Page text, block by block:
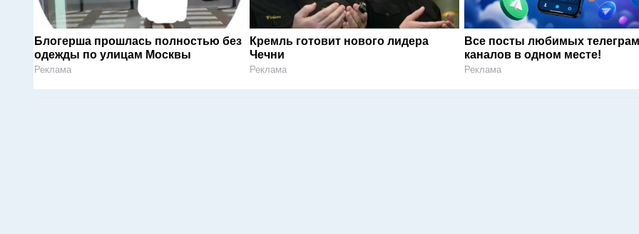
Блогерша прошлась полностью без
одежды по улицам Москвы
Реклама
Кремль готовит нового лидера
Чечни
Реклама
Все посты любимых
каналов в одном месте!
Реклама